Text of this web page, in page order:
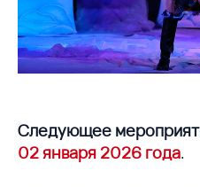
Следующее
02 января 2026 года.